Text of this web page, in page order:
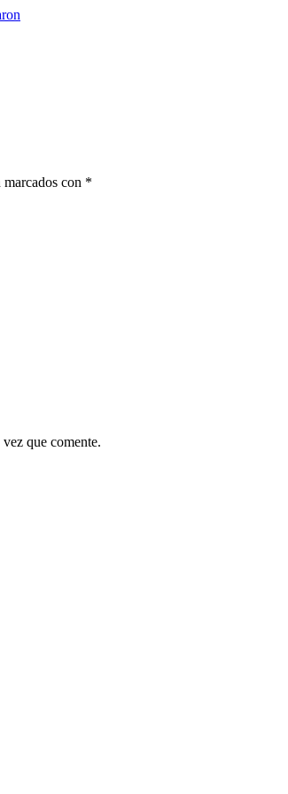
con *
que comente.